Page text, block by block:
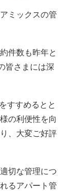
ミックスの管
件数も昨年と
皆さまには深
すすめるとと
の利便性を向
、大変ご好評
切な管理につ
るアパート管